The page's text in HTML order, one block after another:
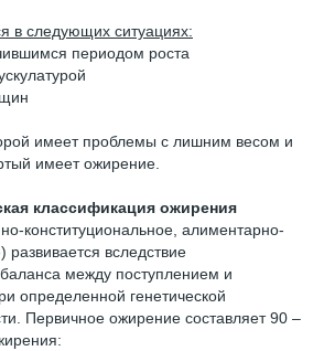
в следующих ситуациях:
периодом роста
имеет проблемы с лишним весом и
имеет ожирение.
классификация ожирения
конституциональное, алиментарно-
развивается вследствие
между поступлением и
определенной генетической
Первичное ожирение составляет 90 –